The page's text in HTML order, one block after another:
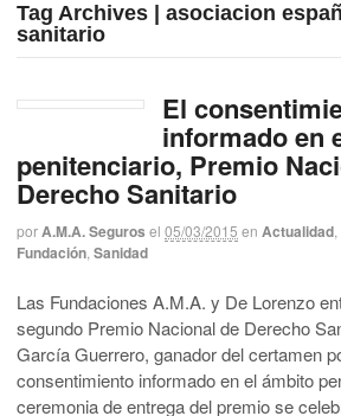
Tag Archives | asociacion
sanitario
El
informado en
penitenciario, Premio
Derecho Sanitario
porA.M.A. Seguros el 05/03/2015 en Actualidad
Fundación Sanidad
Las Fundaciones A.M.A. y De Lorenzo
segundo Premio Nacional de Derecho
García Guerrero, ganador del certamen
consentimiento informado en el ámbito
ceremonia de entrega del premio se